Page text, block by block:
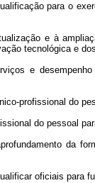
para o
e à
tecnológica e
e
profissional do
do pessoal
da
oficiais para